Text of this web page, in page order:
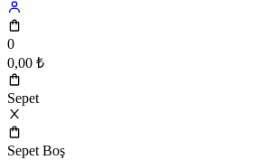
0
0,00 ₺
Sepet
Sepet Boş